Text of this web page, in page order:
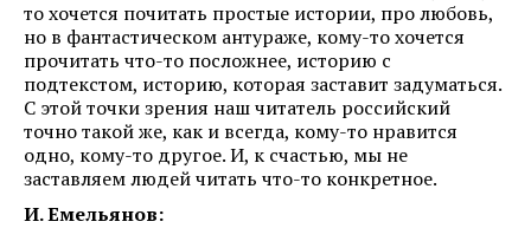
то хочется почитать простые истории, про любовь,
но в фантастическом антураже, кому-то хочется
прочитать что-то посложнее, историю с
подтекстом, историю, которая заставит задуматься.
С этой точки зрения наш читатель российский
точно такой же, как и всегда, кому-то нравится
одно, кому-то другое. И, к счастью, мы не
заставляем людей читать что-то конкретное.
И. Емельянов: